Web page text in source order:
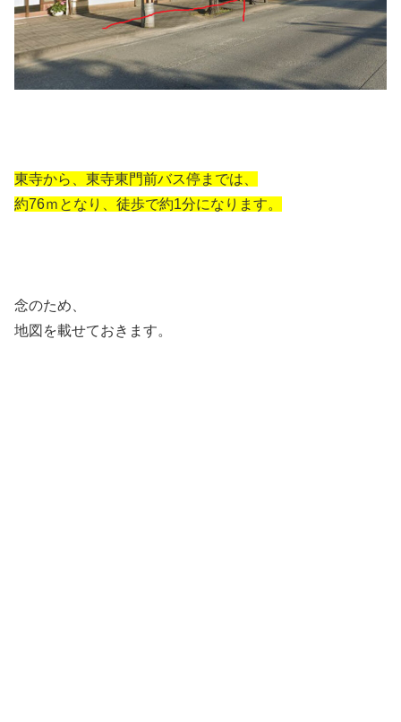
東寺から、東寺東門前バス停までは、
約76ｍとなり、徒歩で約1分になります。
念のため、
地図を載せておきます。